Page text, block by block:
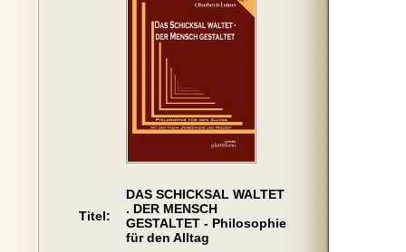
Titel:
DAS SCHICKSAL WALTET
. DER MENSCH
GESTALTET - Philosophie
für den Alltag